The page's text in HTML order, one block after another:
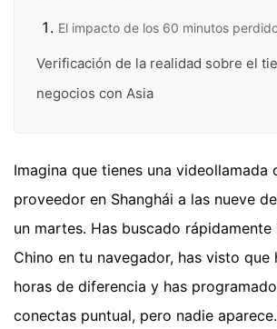
El impacto de los 60 minutos
Verificación de la realidad sobre el
negocios con Asia
Imagina que tienes una videollamada
proveedor en Shanghái a las nueve
un martes. Has buscado rápidamente
Chino en tu navegador, has visto
horas de diferencia y has
conectas puntual, pero nadie